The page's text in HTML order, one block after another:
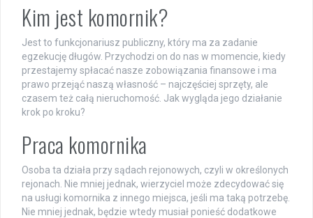
Kim jest komornik?
Jest to funkcjonariusz publiczny, który ma za zadanie
egzekucję długów. Przychodzi on do nas w momencie, kiedy
przestajemy spłacać nasze zobowiązania finansowe i ma
prawo przejąć naszą własność – najczęściej sprzęty, ale
czasem też całą nieruchomość. Jak wygląda jego działanie
krok po kroku?
Praca komornika
Osoba ta działa przy sądach rejonowych, czyli w określonych
rejonach. Nie mniej jednak, wierzyciel może zdecydować się
na usługi komornika z innego miejsca, jeśli ma taką potrzebę.
Nie mniej jednak, będzie wtedy musiał ponieść dodatkowe